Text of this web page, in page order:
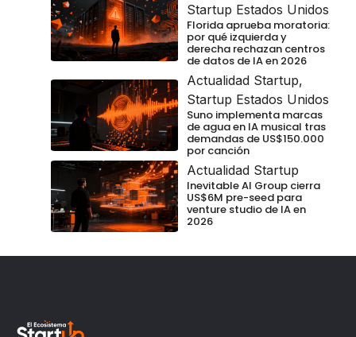
Startup Estados Unidos
Florida aprueba moratoria:
por qué izquierda y
derecha rechazan centros
de datos de IA en 2026
Actualidad Startup,
Startup Estados Unidos
Suno implementa marcas
de agua en IA musical tras
demandas de US$150.000
por canción
Actualidad Startup
Inevitable AI Group cierra
US$6M pre-seed para
venture studio de IA en
2026